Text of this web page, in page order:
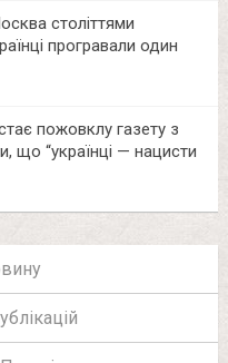
століттями
програвали один
пожовклу газету з
що “українці — нацисти